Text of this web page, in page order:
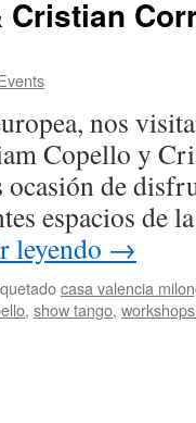
nos
Copello y
ocasión de
espacios de
leyendo →
casa valencia
, show tango,